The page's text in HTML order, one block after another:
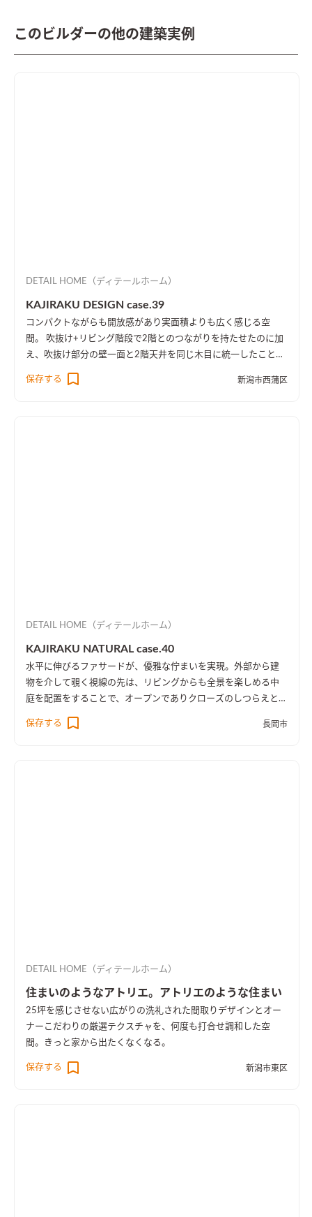
このビルダーの他の建築実例
DETAIL HOME（ディテールホーム）
KAJIRAKU DESIGN case.39
コンパクトながらも開放感があり実面積よりも広く感じる空
間。 吹抜け+リビング階段で2階とのつながりを持たせたのに加
え、吹抜け部分の壁一面と2階天井を同じ木目に統一したことに
より、1階・2階の一体感を演出しました。 趣味のピアノ室は、
楽譜を整理する本棚を壁一面に設け、屋外への防音効果も担って
保存する 新潟市西蒲区
DETAIL HOME（ディテールホーム）
KAJIRAKU NATURAL case.40
水平に伸びるファサードが、優雅な佇まいを実現。外部から建
物を介して覗く視線の先は、リビングからも全景を楽しめる中
庭を配置をすることで、オープンでありクローズのしつらえとし
保存する
長岡市
DETAIL HOME（ディテールホーム）
住まいのようなアトリエ。アトリエのような住まい
25坪を感じさせない広がりの洗礼された間取りデザインとオー
ナーこだわりの厳選テクスチャを、何度も打合せ調和した空
間。きっと家から出たくなくなる。
保存する 新潟市東区